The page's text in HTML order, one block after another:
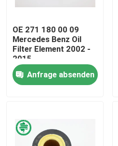
Haus
Videos
OE 271 180 00 09
Mercedes Benz Oil
Filter Element 2002 -
2015
Anfrage absenden